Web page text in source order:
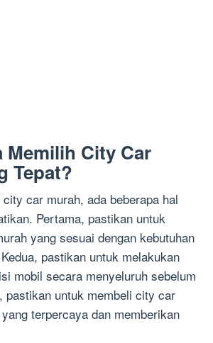
Memilih City Car
Tepat?
car murah, ada beberapa hal
Pertama, pastikan untuk
yang sesuai dengan kebutuhan
pastikan untuk melakukan
mobil secara menyeluruh sebelum
pastikan untuk membeli city car
terpercaya dan memberikan